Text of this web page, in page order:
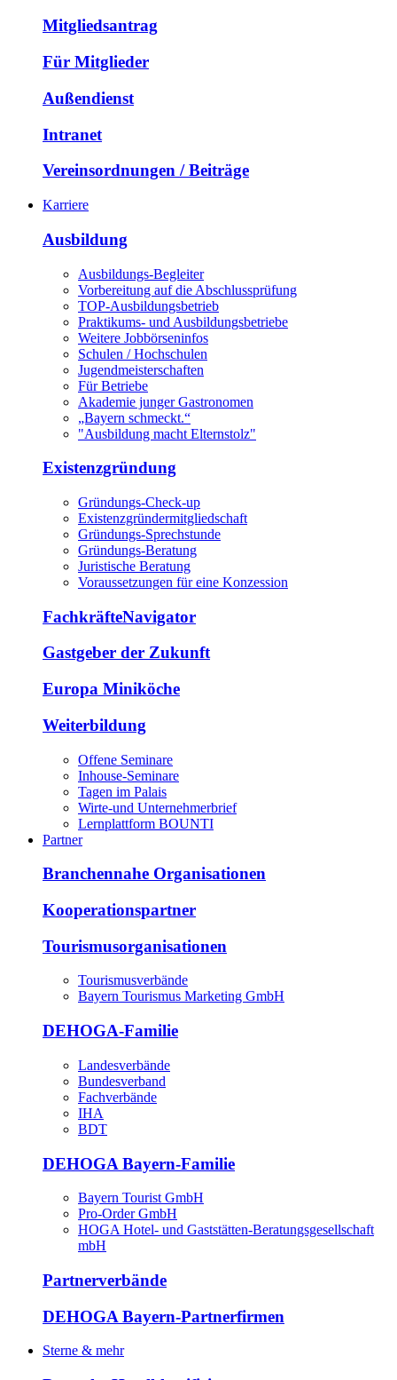
Mitgliedsantrag
Für Mitglieder
Außendienst
Intranet
Vereinsordnungen / Beiträge
Karriere
Ausbildung
Ausbildungs-Begleiter
Vorbereitung auf die Abschlussprüfung
TOP-Ausbildungsbetrieb
Praktikums- und Ausbildungsbetriebe
Weitere Jobbörseninfos
Schulen / Hochschulen
Jugendmeisterschaften
Für Betriebe
Akademie junger Gastronomen
„Bayern schmeckt.“
"Ausbildung macht Elternstolz"
Existenzgründung
Gründungs-Check-up
Existenzgründermitgliedschaft
Gründungs-Sprechstunde
Gründungs-Beratung
Juristische Beratung
Voraussetzungen für eine Konzession
FachkräfteNavigator
Gastgeber der Zukunft
Europa Miniköche
Weiterbildung
Offene Seminare
Inhouse-Seminare
Tagen im Palais
Wirte-und Unternehmerbrief
Lernplattform BOUNTI
Partner
Branchennahe Organisationen
Kooperationspartner
Tourismusorganisationen
Tourismusverbände
Bayern Tourismus Marketing GmbH
DEHOGA-Familie
Landesverbände
Bundesverband
Fachverbände
IHA
BDT
DEHOGA Bayern-Familie
Bayern Tourist GmbH
Pro-Order GmbH
HOGA Hotel- und Gaststätten-Beratungsgesellschaft
mbH
Partnerverbände
DEHOGA Bayern-Partnerfirmen
Sterne & mehr